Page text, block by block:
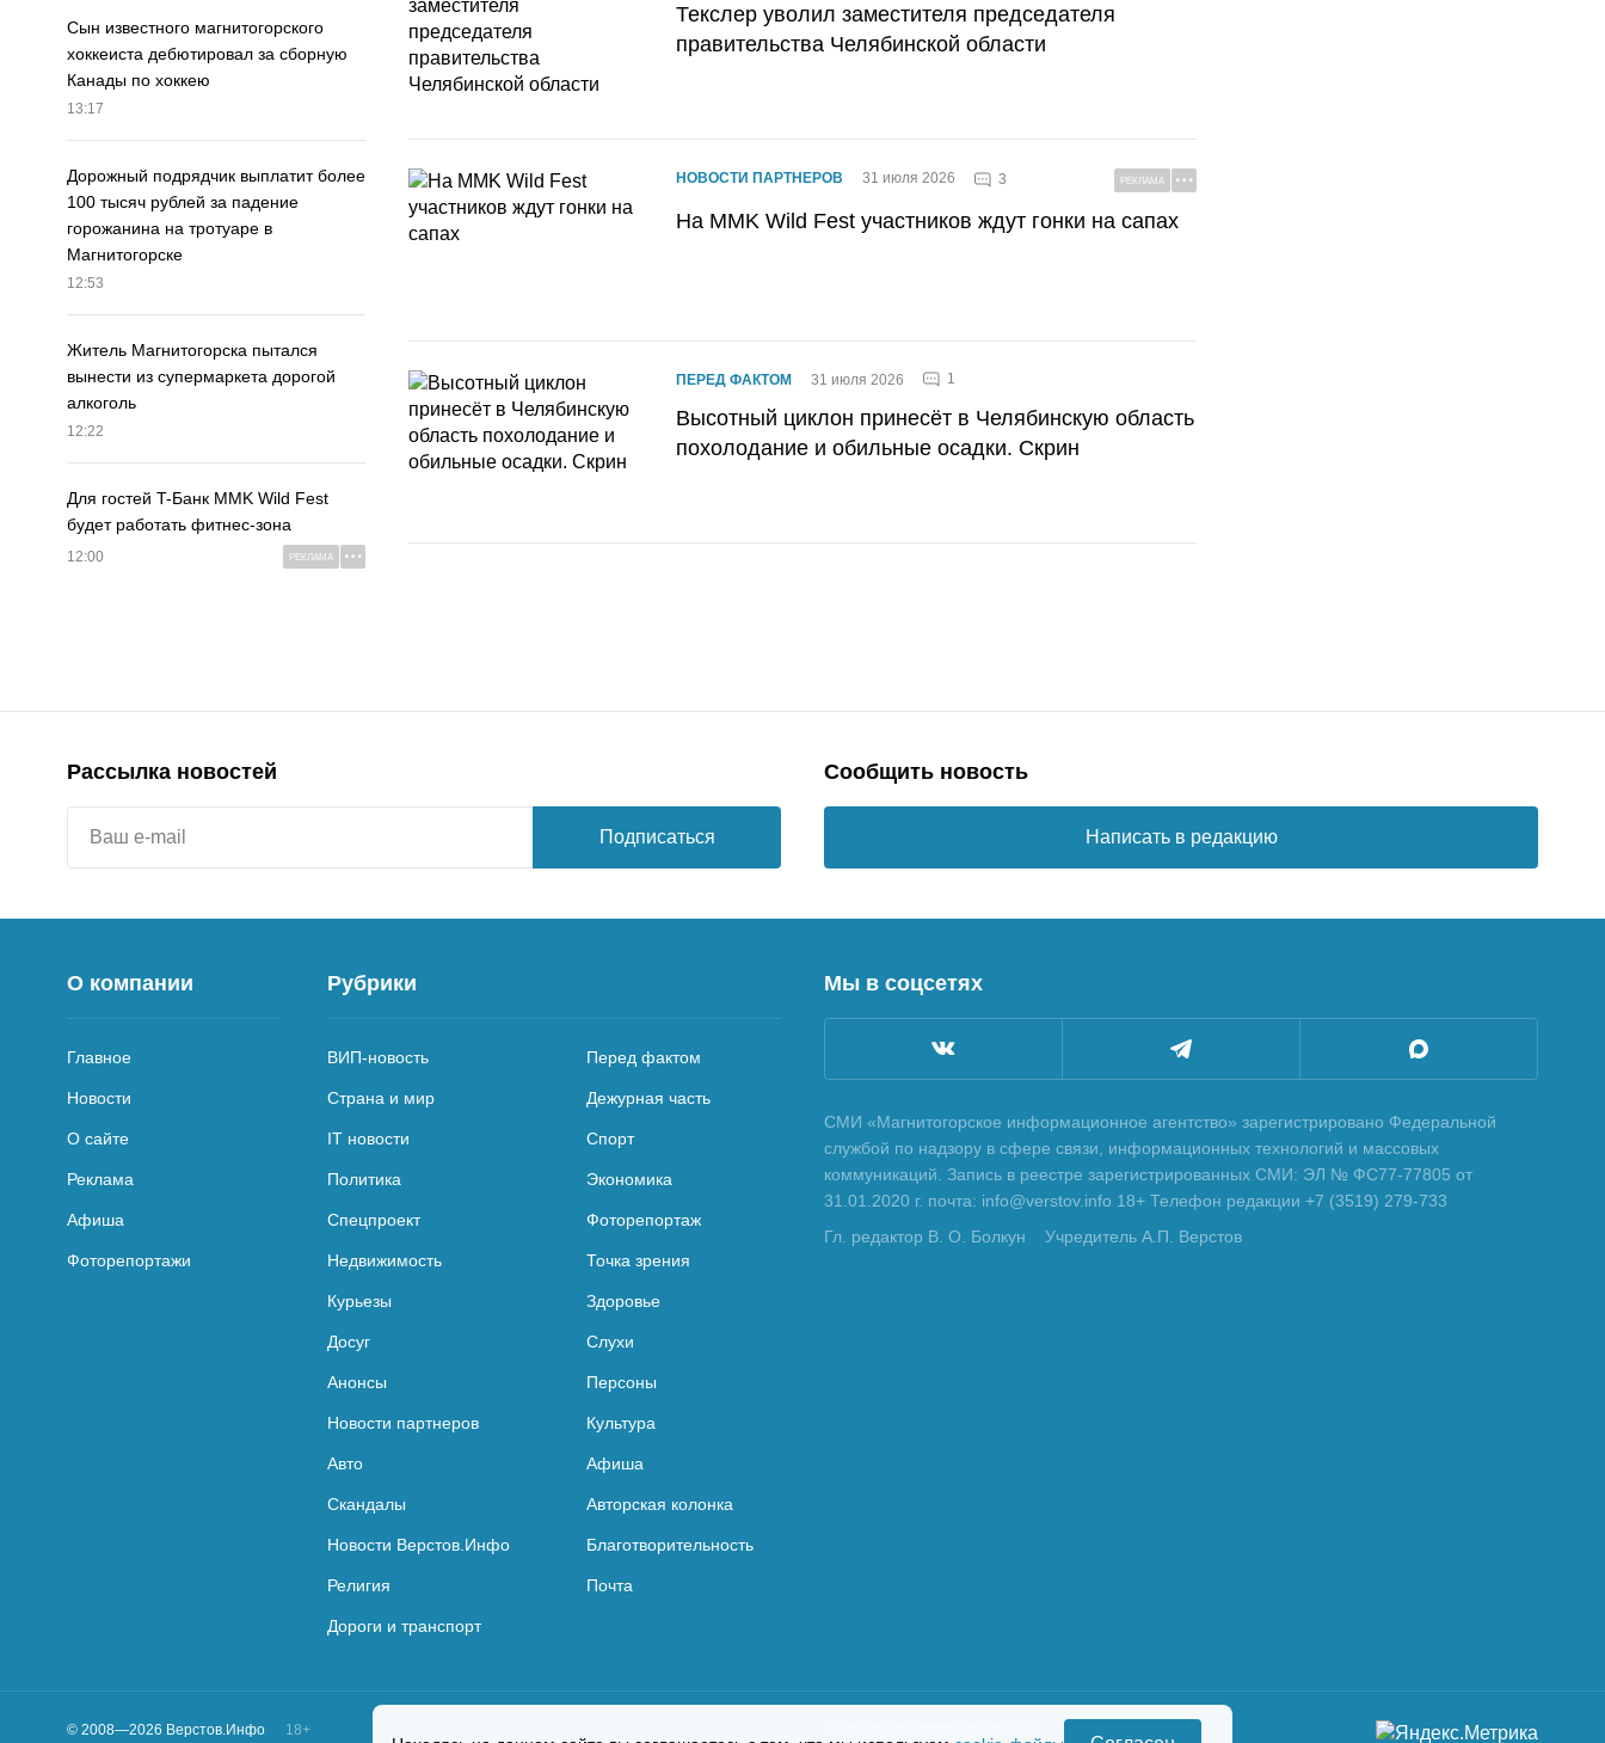
Сын известного магнитогорского
хоккеиста дебютировал за сборную
Канады по хоккею
13:17
Дорожный подрядчик выплатит более
100 тысяч рублей за падение
горожанина на тротуаре в
Магнитогорске
12:53
Житель Магнитогорска пытался
вынести из супермаркета дорогой
алкоголь
12:22
Для гостей T-Банк MMK Wild Fest
будет работать фитнес-зона
12:00 РЕКЛАМА
Текслер уволил заместителя председателя
правительства Челябинской области
НОВОСТИ ПАРТНЕРОВ 31 июля 2026 3 РЕКЛАМА
На MMK Wild Fest участников ждут гонки на сапах
ПЕРЕД ФАКТОМ 31 июля 2026 1
Высотный циклон принесёт в Челябинскую область
похолодание и обильные осадки. Скрин
Рассылка новостей
Подписаться
Сообщить новость
Написать в редакцию
О компании
Главное
Новости
О сайте
Реклама
Афиша
Фоторепортажи
Рубрики
ВИП-новость Перед фактом
Страна и мир Дежурная часть
IT новости Спорт
Политика Экономика
Спецпроект Фоторепортаж
Недвижимость Точка зрения
Курьезы Здоровье
Досуг Слухи
Анонсы Персоны
Новости партнеров Культура
Авто Афиша
Скандалы Авторская колонка
Новости Верстов.Инфо Благотворительность
Религия Почта
Дороги и транспорт
Мы в соцсетях
СМИ «Магнитогорское информационное агентство» зарегистрировано Федеральной
службой по надзору в сфере связи, информационных технологий и массовых
коммуникаций. Запись в реестре зарегистрированных СМИ: ЭЛ № ФС77-77805 от
31.01.2020 г. почта: info@verstov.info 18+ Телефон редакции +7 (3519) 279-733
Гл. редактор В. О. Болкун
Учредитель А.П. Верстов
© 2008—2026 Верстов.Инфо 18+